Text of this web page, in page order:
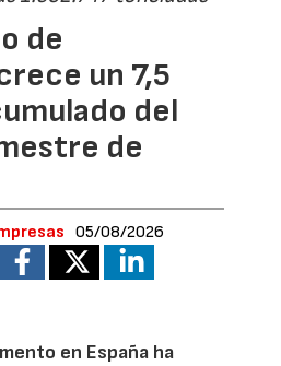
de
un 7,5
del
de
05/08/2026
en España ha